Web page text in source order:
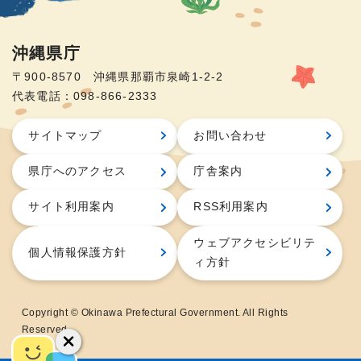
沖縄県庁
〒900-8570 沖縄県那覇市泉崎1-2-2
代表電話：098-866-2333
サイトマップ お問い合わせ
県庁へのアクセス 庁舎案内
サイト利用案内 RSS利用案内
個人情報保護方針
ウェブアクセシビリテ
ィ方針
Copyright © Okinawa Prefectural Government. All Rights
Reserved.